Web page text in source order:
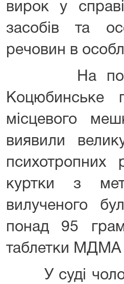
вирок у
засобів та
речовин в
На
Коцюбинське
місцевого
виявили
психотропних
куртки з
вилученого
понад 95
таблетки МДМА
У суді